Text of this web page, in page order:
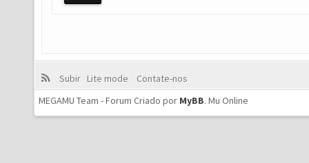
Subir Lite mode
Contate-nos
MEGAMU Team - Forum Criado por MyBB. Mu Online